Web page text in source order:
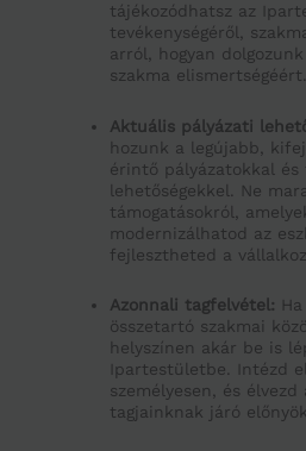
tájékozódhatsz az
tevékenységéről,
arról, hogyan
szakma elismertségéért.
Aktuális pályázati
hozunk a legújabb,
érintő pályázatokkal és
lehetőségekkel. Ne
támogatásokról,
modernizálhatod az
fejlesztheted a
Azonnali tagfelvétel:
összetartó szakmai
helyszínen akár be is
Ipartestületbe. Intézd
személyesen, és élvezd
tagjainknak járó